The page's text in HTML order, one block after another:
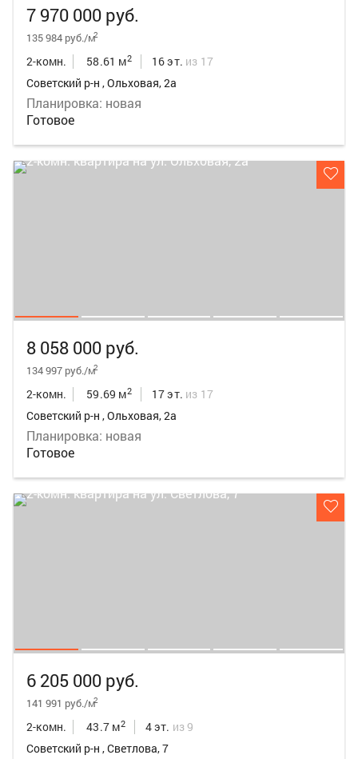
7 970 000 руб.
135 984 руб./м2
2-комн. 58.61 м2 16 эт. из 17
Советский р-н , Ольховая, 2а
Планировка: новая
Готовое
8 058 000 руб.
134 997 руб./м2
2-комн. 59.69 м2 17 эт. из 17
Советский р-н , Ольховая, 2а
Планировка: новая
Готовое
6 205 000 руб.
141 991 руб./м2
2-комн. 43.7 м2 4 эт. из 9
Советский р-н , Светлова, 7